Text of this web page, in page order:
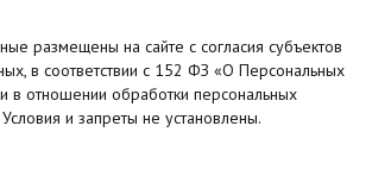
размещены на сайте с согласия субъектов
в соответствии с 152 ФЗ «О Персональных
в отношении обработки персональных
и запреты не установлены.